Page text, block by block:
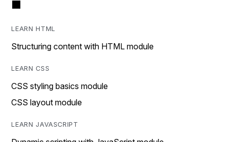
LEARN HTML
Structuring content with HTML module
LEARN CSS
CSS styling basics module
CSS layout module
LEARN JAVASCRIPT